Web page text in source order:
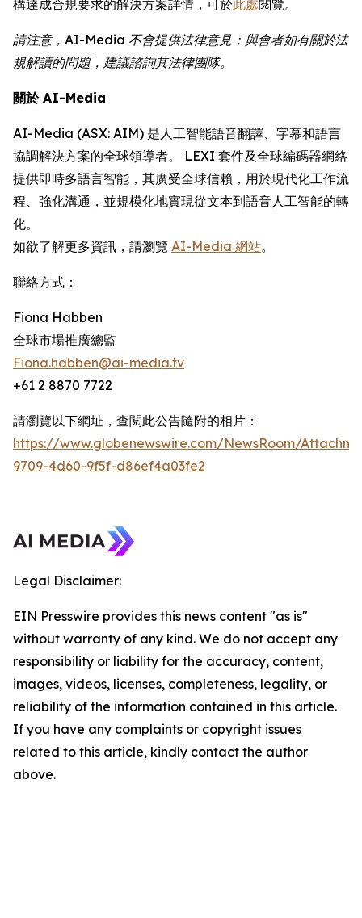
構達成合規要求的解決方案詳情，可於此處閱覽。
請注意，AI-Media 不會提供法律意見；與會者如有關於法
規解讀的問題，建議諮詢其法律團隊。
關於 AI-Media
AI-Media (ASX: AIM) 是人工智能語音翻譯、字幕和語言
協調解決方案的全球領導者。 LEXI 套件及全球編碼器網絡
提供即時多語言智能，其廣受全球信賴，用於現代化工作流
程、強化溝通，並規模化地實現從文本到語音人工智能的轉
化。
如欲了解更多資訊，請瀏覽 AI-Media 網站。
聯絡方式：
Fiona Habben
全球市場推廣總監
Fiona.habben@ai-media.tv
+61 2 8870 7722
請瀏覽以下網址，查閱此公告隨附的相片：
https://www.globenewswire.com/NewsRoom/
9709-4d60-9f5f-d86ef4a03fe2
Legal Disclaimer:
EIN Presswire provides this news content "as is"
without warranty of any kind. We do not accept any
responsibility or liability for the accuracy, content,
images, videos, licenses, completeness, legality, or
reliability of the information contained in this article.
If you have any complaints or copyright issues
related to this article, kindly contact the author
above.